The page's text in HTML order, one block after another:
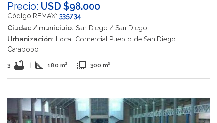
Precio: USD $98.000
Código REMAX: 335734
Ciudad / municipio: San Diego / San Diego
Urbanización: Local Comercial Pueblo de San Diego
Carabobo
3 bathtub square_foot 180 m² flip_to_front 300 m²